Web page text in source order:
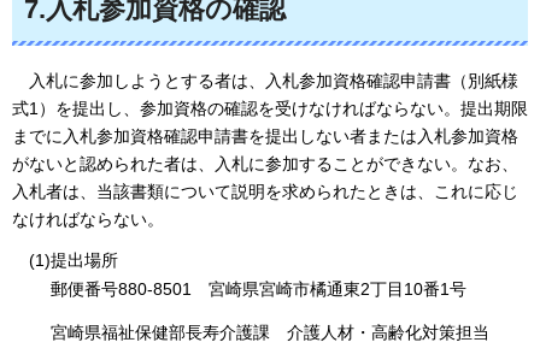
7.入札参加資格の確認
入札に参加しようとする者は、入札参加資格確認申請書（別紙様
式1）を提出し、参加資格の確認を受けなければならない。提出期限
までに入札参加資格確認申請書を提出しない者または入札参加資格
がないと認められた者は、入札に参加することができない。なお、
入札者は、当該書類について説明を求められたときは、これに応じ
なければならない。
(1)提出場所
郵便番号880-8501 宮崎県宮崎市橘通東2丁目10番1号
宮崎県福祉保健部長寿介護課 介護人材・高齢化対策担当